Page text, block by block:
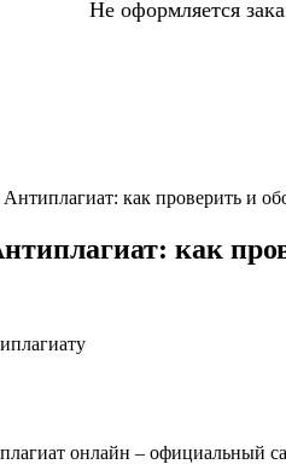
Не оформляется
как проверить и
как
онлайн – официальный